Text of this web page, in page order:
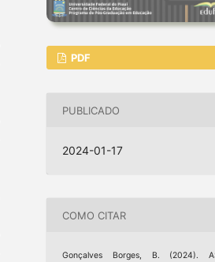
PDF
PUBLICADO
2024-01-17
COMO CITAR
Gonçalves Borges, B. (2024).